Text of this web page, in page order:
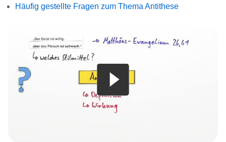
Häufig gestellte Fragen zum Thema Antithese